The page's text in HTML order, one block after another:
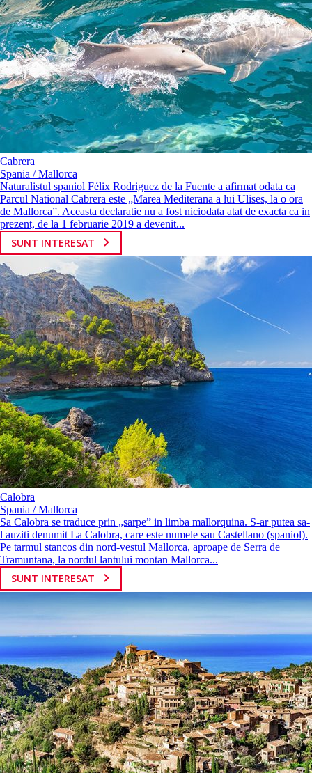
Cabrera
Spania / Mallorca
Naturalistul spaniol Félix Rodriguez de la Fuente a afirmat odata ca
Parcul National Cabrera este „Marea Mediterana a lui Ulises, la o ora
de Mallorca”. Aceasta declaratie nu a fost niciodata atat de exacta ca in
prezent, de la 1 februarie 2019 a devenit...
SUNT INTERESAT
Calobra
Spania / Mallorca
Sa Calobra se traduce prin „sarpe” in limba mallorquina. S-ar putea sa-
l auziti denumit La Calobra, care este numele sau Castellano (spaniol).
Pe tarmul stancos din nord-vestul Mallorca, aproape de Serra de
Tramuntana, la nordul lantului montan Mallorca...
SUNT INTERESAT